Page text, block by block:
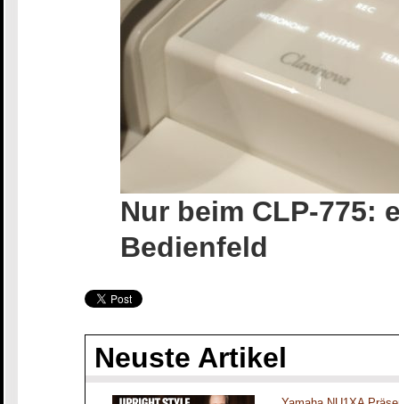
Nur beim CLP-775:
Bedienfeld
Neuste Artikel